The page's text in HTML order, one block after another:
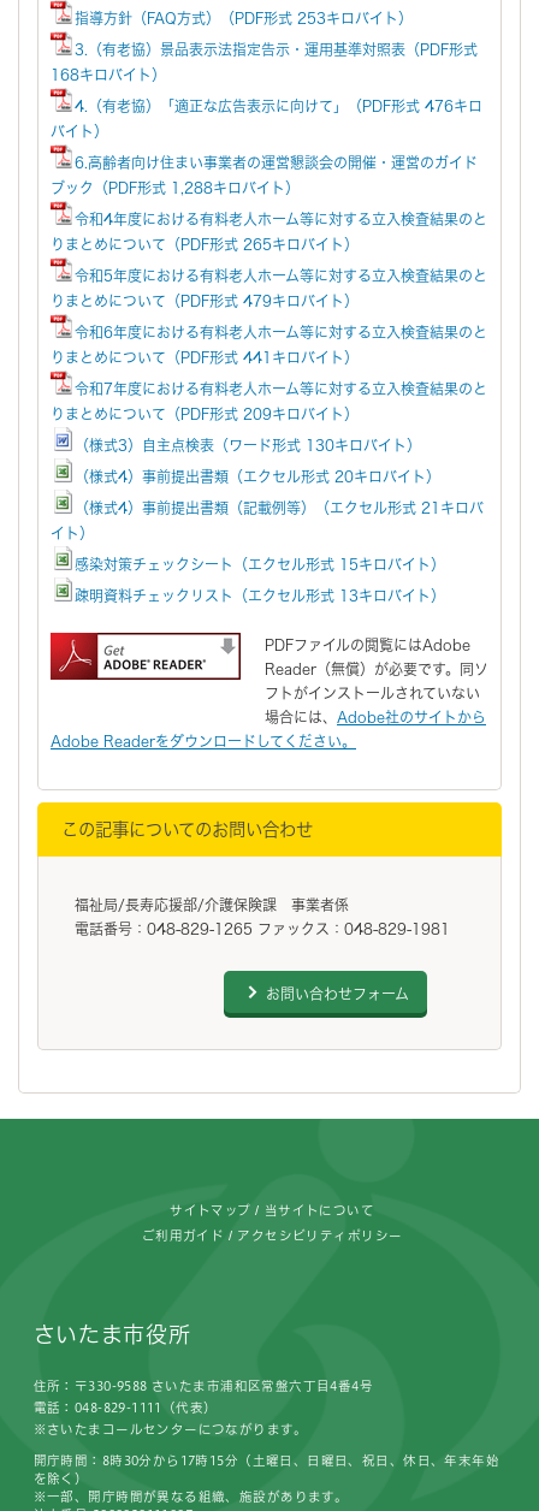
指導方針（FAQ方式）（PDF形式 253キロバイト）
3.（有老協）景品表示法指定告示・運用基準対照表（PDF形式
168キロバイト）
4.（有老協）「適正な広告表示に向けて」（PDF形式 476キロ
バイト）
6.高齢者向け住まい事業者の運営懇談会の開催・運営のガイド
ブック（PDF形式 1,288キロバイト）
令和4年度における有料老人ホーム等に対する立入検査結果のと
りまとめについて（PDF形式 265キロバイト）
令和5年度における有料老人ホーム等に対する立入検査結果のと
りまとめについて（PDF形式 479キロバイト）
令和6年度における有料老人ホーム等に対する立入検査結果のと
りまとめについて（PDF形式 441キロバイト）
令和7年度における有料老人ホーム等に対する立入検査結果のと
りまとめについて（PDF形式 209キロバイト）
（様式3）自主点検表（ワード形式 130キロバイト）
（様式4）事前提出書類（エクセル形式 20キロバイト）
（様式4）事前提出書類（記載例等）（エクセル形式 21キロバ
イト）
感染対策チェックシート（エクセル形式 15キロバイト）
疎明資料チェックリスト（エクセル形式 13キロバイト）
PDFファイルの閲覧にはAdobe
Reader（無償）が必要です。同ソ
フトがインストールされていない
場合には、 Adobe社のサイトから
Adobe Readerをダウンロードしてください。
この記事についてのお問い合わせ
福祉局/長寿応援部/介護保険課 事業者係
電話番号：048-829-1265 ファックス：048-829-1981
お問い合わせフォーム
サイトマップ 当サイトについて
ご利用ガイド アクセシビリティポリシー
さいたま市役所
住所：〒330-9588 さいたま市浦和区常盤六丁目4番4号
電話：048-829-1111（代表）
※さいたまコールセンターにつながります。
開庁時間：8時30分から17時15分（土曜日、日曜日、祝日、休日、年末年始
を除く）
※一部、開庁時間が異なる組織、施設があります。